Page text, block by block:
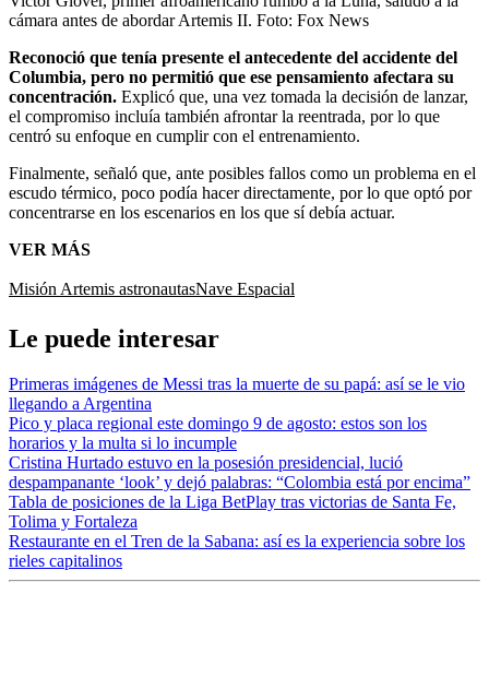
cámara antes de abordar Artemis II. Foto: Fox News
Reconoció que tenía presente el antecedente del accidente del
Columbia, pero no permitió que ese pensamiento afectara su
concentración. Explicó que, una vez tomada la decisión de lanzar,
el compromiso incluía también afrontar la reentrada, por lo que
centró su enfoque en cumplir con el entrenamiento.
Finalmente, señaló que, ante posibles fallos como un problema en el
escudo térmico, poco podía hacer directamente, por lo que optó por
concentrarse en los escenarios en los que sí debía actuar.
VER MÁS
Misión Artemis astronautasNave Espacial
Le puede interesar
Primeras imágenes de Messi tras la muerte de su papá: así se le vio
llegando a Argentina
Pico y placa regional este domingo 9 de agosto: estos son los
horarios y la multa si lo incumple
Cristina Hurtado estuvo en la posesión presidencial, lució
despampanante ‘look’ y dejó palabras: “Colombia está por encima”
Tabla de posiciones de la Liga BetPlay tras victorias de Santa Fe,
Tolima y Fortaleza
Restaurante en el Tren de la Sabana: así es la experiencia sobre los
rieles capitalinos